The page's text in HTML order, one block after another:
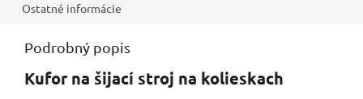
Ostatné informácie
Podrobný popis
Kufor na šijací stroj na kolieskach